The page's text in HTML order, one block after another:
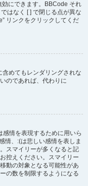
にできます。BBCode それ
はなく [ ] で閉じる点が異な
リンクをクリックしてくだ
めてもレンダリングされな
のであれば、代わりに
情を表現するために用いら
情、:(は悲しい感情を表しま
スマイリーが多くなると記
控えください。スマイリー
動の対象となる可能性があ
の数を制限するようになる